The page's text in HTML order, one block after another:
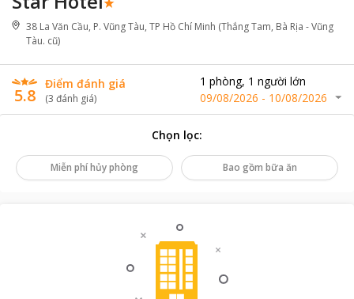
38 La Văn Cầu, P. Vũng Tàu, TP Hồ Chí Minh (Thắng Tam, Bà Rịa - Vũng
Tàu. cũ)
5.8
Điểm đánh giá
(3 đánh giá)
1 phòng, 1 người lớn
09/08/2026 - 10/08/2026
Chọn lọc:
Miễn phí hủy phòng Bao gồm bữa ăn